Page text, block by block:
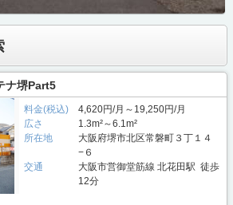
ナ堺Part5
料金(税込)
4,620円/月～19,250円/月
広さ
1.3m²～6.1m²
所在地
大阪府堺市北区常磐町３丁１４
−６
交通
大阪市営御堂筋線 北花田駅 徒歩
12分